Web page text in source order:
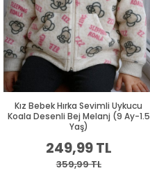
Kız Bebek Hırka Sevimli Uykucu
Koala Desenli Bej Melanj (9 Ay-1.5
Yaş)
249,99 TL
359,99 TL